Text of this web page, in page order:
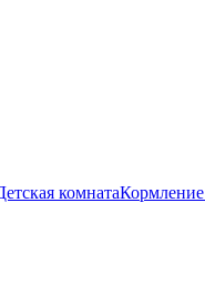
комнатаКормление